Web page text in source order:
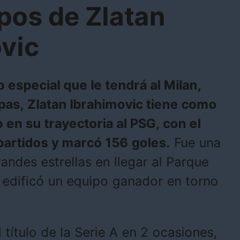
de Zlatan
especial que le tendrá al Milan,
Zlatan Ibrahimovic tiene como
su trayectoria al PSG, con el
y marcó 156 goles. Fue una
estrellas en llegar al Parque
un equipo ganador en torno
de la Serie A en 2 ocasiones,